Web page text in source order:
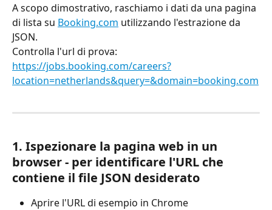
A scopo dimostrativo, raschiamo i dati da una pagina
di lista su Booking.com utilizzando l'estrazione da
JSON.
Controlla l'url di prova:
https://jobs.booking.com/careers?
location=netherlands&query=&domain=booking.com
1. Ispezionare la pagina web in un
browser - per identificare l'URL che
contiene il file JSON desiderato
Aprire l'URL di esempio in Chrome